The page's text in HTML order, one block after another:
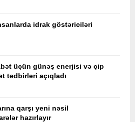
idrak göstəriciləri
üçün günəş enerjisi və çip
tədbirləri açıqladı
qarşı yeni nəsil
hazırlayır